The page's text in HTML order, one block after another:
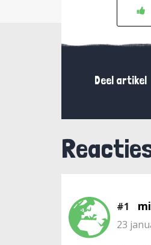
Deel artikel
#1
23